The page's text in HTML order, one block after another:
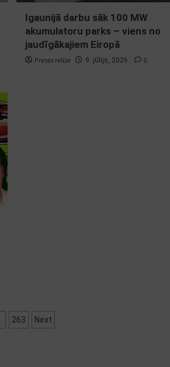
Igaunijā darbu sāk 100 MW
akumulatoru parks – viens no
jaudīgākajiem Eiropā
Preses relīze 9. jūlijs, 2026. 0
263 Next